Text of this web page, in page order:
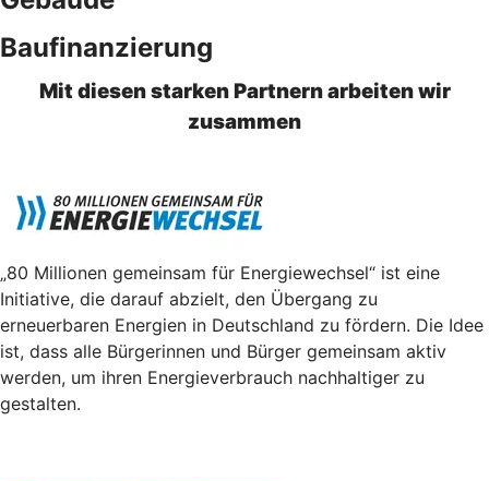
Baufinanzierung
Mit diesen starken Partnern arbeiten wir
zusammen
„80 Millionen gemeinsam für Energiewechsel“ ist eine
Initiative, die darauf abzielt, den Übergang zu
erneuerbaren Energien in Deutschland zu fördern. Die Idee
ist, dass alle Bürgerinnen und Bürger gemeinsam aktiv
werden, um ihren Energieverbrauch nachhaltiger zu
gestalten.